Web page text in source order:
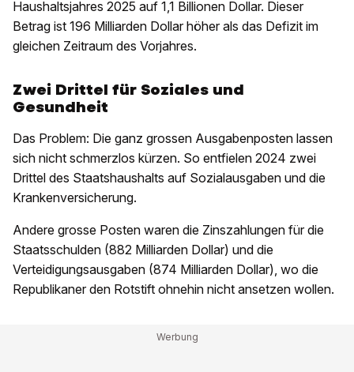
Haushaltsjahres 2025 auf 1,1 Billionen Dollar. Dieser
Betrag ist 196 Milliarden Dollar höher als das Defizit im
gleichen Zeitraum des Vorjahres.
Zwei Drittel für Soziales und
Gesundheit
Das Problem: Die ganz grossen Ausgabenposten lassen
sich nicht schmerzlos kürzen. So entfielen 2024 zwei
Drittel des Staatshaushalts auf Sozialausgaben und die
Krankenversicherung.
Andere grosse Posten waren die Zinszahlungen für die
Staatsschulden (882 Milliarden Dollar) und die
Verteidigungsausgaben (874 Milliarden Dollar), wo die
Republikaner den Rotstift ohnehin nicht ansetzen wollen.